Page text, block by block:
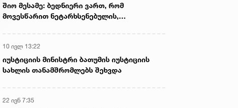
შიო მესამე: ბედნიერი ვართ, რომ
მოვესწარით ნეტარხსენებულის,
10 ივლ 13:22
იუსტიციის მინისტრი ბათუმის იუსტიციის
სახლის თანამშრომლებს შეხვდა
22 ივნ 7:35